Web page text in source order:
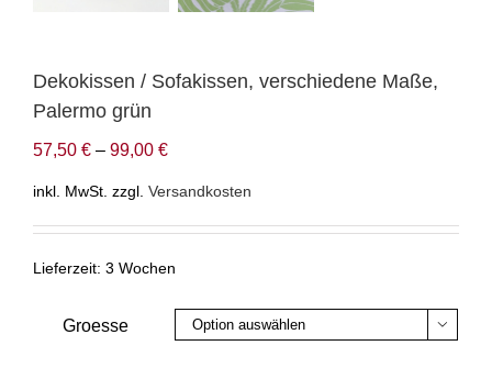
Dekokissen / Sofakissen, verschiedene Maße,
Palermo grün
57,50 € – 99,00 €
inkl. MwSt. zzgl. Versandkosten
Lieferzeit: 3 Wochen
Groesse 